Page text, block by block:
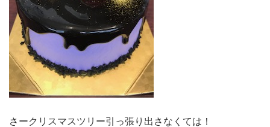
さークリスマスツリー引っ張り出さなくては！